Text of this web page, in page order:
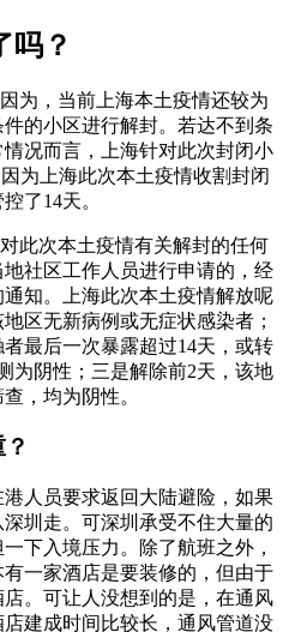
吗？
为，当前上海本土疫情还较为
的小区进行解封。若达不到条
况而言，上海针对此次封闭小
为上海此次本土疫情收割封闭
了14天。
此次本土疫情有关解封的任何
社区工作人员进行申请的，经
知。上海此次本土疫情解放呢
区无新病例或无症状感染者；
最后一次暴露超过14天，或转
为阴性；三是解除前2天，该地
，均为阴性。
人员要求返回大陆避险，如果
圳走。可深圳承受不住大量的
下入境压力。除了航班之外，
有一家酒店是要装修的，但由于
。可让人没想到的是，在通风
建成时间比较长，通风管道没